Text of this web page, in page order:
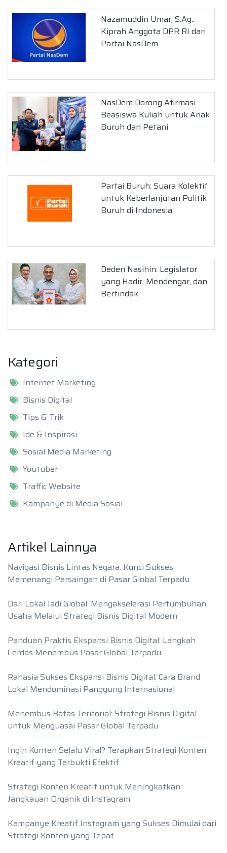
Nazamuddin Umar, S.Ag.:
Kiprah Anggota DPR RI dari
Partai NasDem
NasDem Dorong Afirmasi
Beasiswa Kuliah untuk Anak
Buruh dan Petani
Partai Buruh: Suara Kolektif
untuk Keberlanjutan Politik
Buruh di Indonesia
Deden Nasihin: Legislator
yang Hadir, Mendengar, dan
Bertindak
Kategori
Internet Marketing
Bisnis Digital
Tips & Trik
Ide & Inspirasi
Sosial Media Marketing
Youtuber
Traffic Website
Kampanye di Media Sosial
Artikel Lainnya
Navigasi Bisnis Lintas Negara: Kunci Sukses
Memenangi Persaingan di Pasar Global Terpadu
Dari Lokal Jadi Global: Mengakselerasi Pertumbuhan
Usaha Melalui Strategi Bisnis Digital Modern
Panduan Praktis Ekspansi Bisnis Digital: Langkah
Cerdas Menembus Pasar Global Terpadu
Rahasia Sukses Ekspansi Bisnis Digital: Cara Brand
Lokal Mendominasi Panggung Internasional
Menembus Batas Teritorial: Strategi Bisnis Digital
untuk Menguasai Pasar Global Terpadu
Ingin Konten Selalu Viral? Terapkan Strategi Konten
Kreatif yang Terbukti Efektif
Strategi Konten Kreatif untuk Meningkatkan
Jangkauan Organik di Instagram
Kampanye Kreatif Instagram yang Sukses Dimulai dari
Strategi Konten yang Tepat